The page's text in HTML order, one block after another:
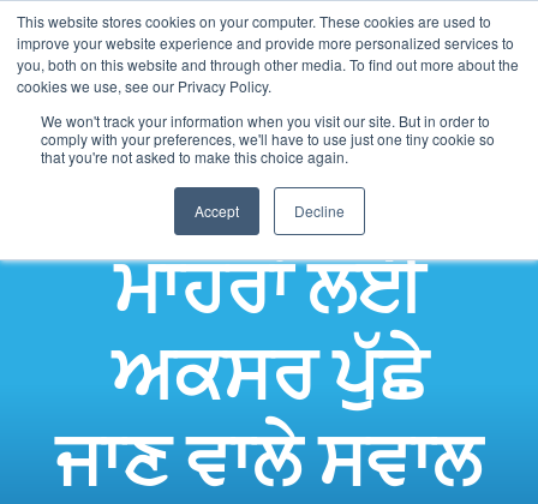
This website stores cookies on your computer. These cookies are used to
improve your website experience and provide more personalized services to
you, both on this website and through other media. To find out more about the
cookies we use, see our Privacy Policy.
We won't track your information when you visit our site. But in order to
comply with your preferences, we'll have to use just one tiny cookie so
that you're not asked to make this choice again.
Accept Decline
ਮਾਹਰਾਂ ਲਈ
ਅਕਸਰ ਪੁੱਛੇ
ਜਾਣ ਵਾਲੇ ਸਵਾਲ
Panjabi
English
Spanish
Hindi
Tagalog
Cantonese
Italian